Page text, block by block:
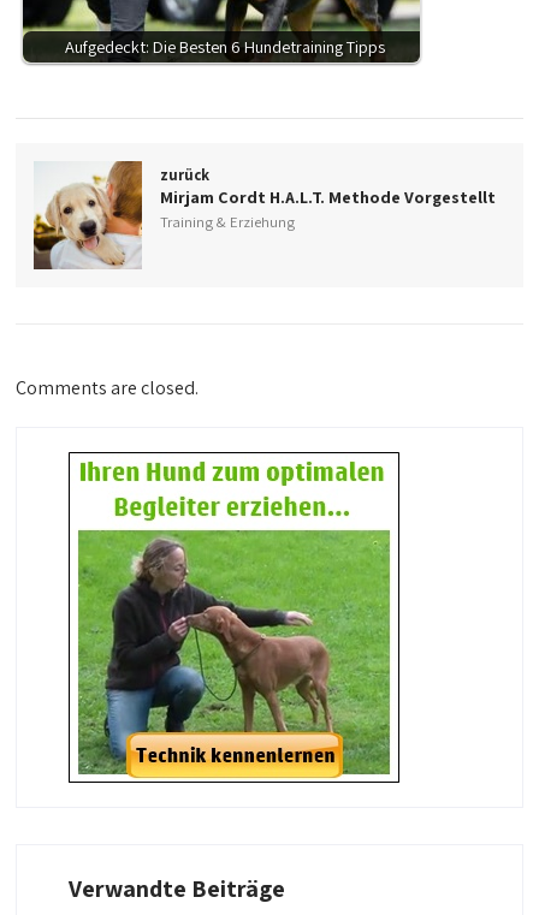
Aufgedeckt: Die Besten 6 Hundetraining Tipps
zurück
Mirjam Cordt H.A.L.T. Methode Vorgestellt
Training & Erziehung
Comments are closed.
Verwandte Beiträge